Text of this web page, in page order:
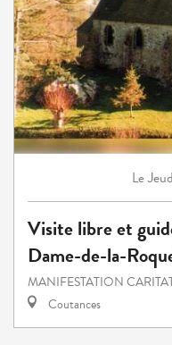
Le
Visite libre et
Dame-de-la-
MANIFESTATION
Coutances